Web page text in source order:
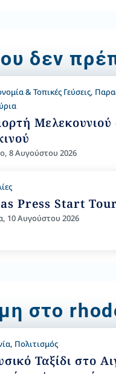
δεν
& Τοπικές Γεύσεις,
Μελεκουνιού
8 Αυγούστου 2026
Press Start
10 Αυγούστου 2026
στο
, Πολιτισμός
Ταξίδι στο